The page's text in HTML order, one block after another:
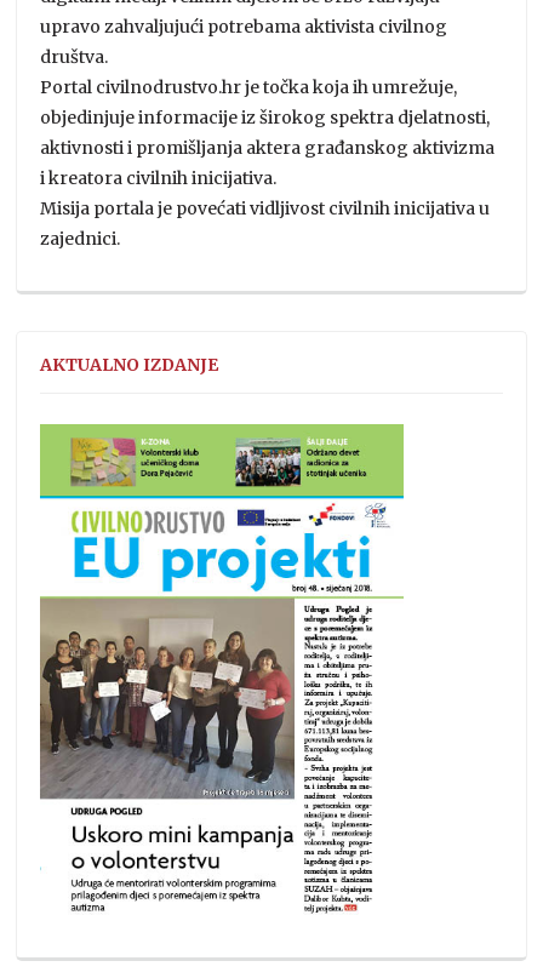
upravo zahvaljujući potrebama aktivista civilnog
društva.
Portal civilnodrustvo.hr je točka koja ih umrežuje,
objedinjuje informacije iz širokog spektra djelatnosti,
aktivnosti i promišljanja aktera građanskog aktivizma
i kreatora civilnih inicijativa.
Misija portala je povećati vidljivost civilnih inicijativa u
zajednici.
AKTUALNO IZDANJE